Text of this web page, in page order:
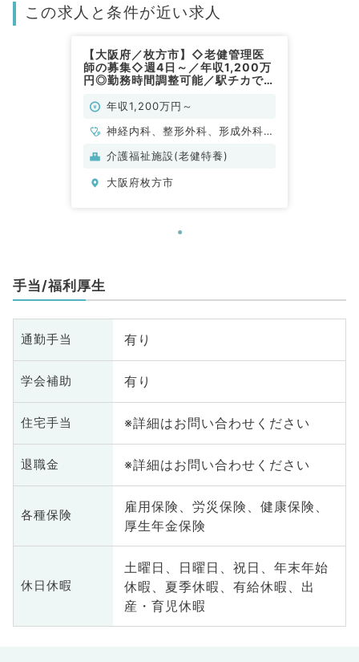
この求人と条件が近い求人
【大阪府／枚方市】◇老健管理医
師の募集◇週4日～／年収1,200万
円◎勤務時間調整可能／駅チカで通
作成のお仕事です（内科系・外科系
年収1,200万円～
神経内科、整形外科、形成外科、
脳神経外科、呼吸器外科、心臓血
環器内科、呼吸器内科、消化器内
介護福祉施設(老健特養)
大阪府枚方市
手当/福利厚生
通勤手当 有り
学会補助 有り
住宅手当 ※詳細はお問い合わせください
退職金 ※詳細はお問い合わせください
各種保険
雇用保険、労災保険、健康保険、
厚生年金保険
休日休暇
土曜日、日曜日、祝日、年末年始
休暇、夏季休暇、有給休暇、出
産・育児休暇